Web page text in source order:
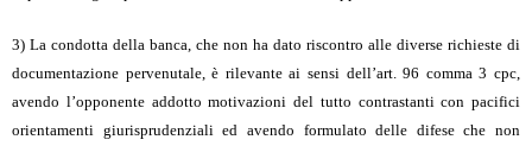
3) La condotta della banca, che non ha dato riscontro alle diverse richieste di
documentazione pervenutale, è rilevante ai sensi dell’art. 96 comma 3 cpc,
avendo l’opponente addotto motivazioni del tutto contrastanti con pacifici
orientamenti giurisprudenziali ed avendo formulato delle difese che non